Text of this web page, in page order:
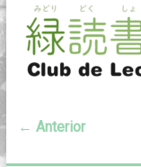
japonés
online,
desde
Buenos
← Anterior